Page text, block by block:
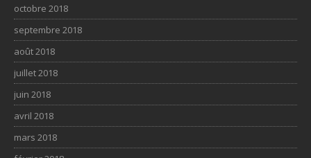
octobre 2018
septembre 2018
août 2018
juillet 2018
juin 2018
avril 2018
mars 2018